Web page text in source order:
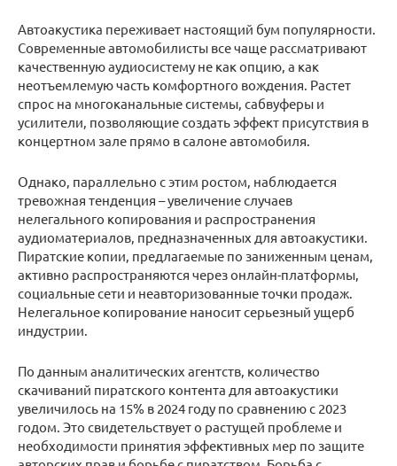
Автоакустика переживает настоящий бум популярности.
Современные автомобилисты все чаще рассматривают
качественную аудиосистему не как опцию, а как
неотъемлемую часть комфортного вождения. Растет
спрос на многоканальные системы, сабвуферы и
усилители, позволяющие создать эффект присутствия в
концертном зале прямо в салоне автомобиля.
Однако, параллельно с этим ростом, наблюдается
тревожная тенденция – увеличение случаев
нелегального копирования и распространения
аудиоматериалов, предназначенных для автоакустики.
Пиратские копии, предлагаемые по заниженным ценам,
активно распространяются через онлайн-платформы,
социальные сети и неавторизованные точки продаж.
Нелегальное копирование наносит серьезный ущерб
индустрии.
По данным аналитических агентств, количество
скачиваний пиратского контента для автоакустики
увеличилось на 15% в 2024 году по сравнению с 2023
годом. Это свидетельствует о растущей проблеме и
необходимости принятия эффективных мер по защите